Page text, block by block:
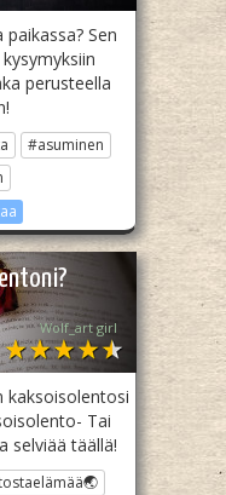
Sen
perusteella
#asuminen
Wolf_art girl ‎
kaksoisolentosi
Tai
selviää täällä!